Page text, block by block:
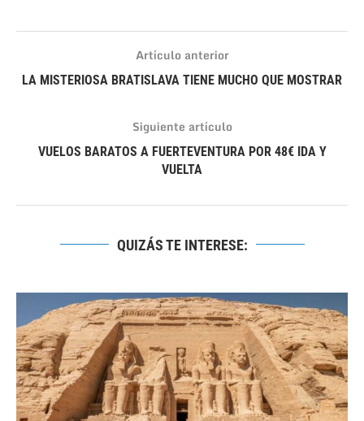
Artículo anterior
LA MISTERIOSA BRATISLAVA TIENE MUCHO QUE MOSTRAR
Siguiente artículo
VUELOS BARATOS A FUERTEVENTURA POR 48€ IDA Y
VUELTA
QUIZÁS TE INTERESE: